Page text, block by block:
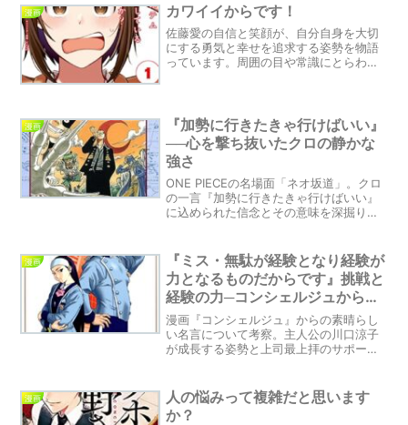
漫画 カワイイからです！
佐藤愛の自信と笑顔が、自分自身を大切
にする勇気と幸せを追求する姿勢を物語
っています。周囲の目や常識にとらわれ
音を貫く勇気を持ちましょう。
漫画
『加勢に行きたきゃ行けばいい』
──心を撃ち抜いたクロの静かな
強さ
ONE PIECEの名場面「ネオ坂道」。クロ
の一言『加勢に行きたきゃ行けばいい』
に込められた信念とその意味を深掘りし
漫画
『ミス・無駄が経験となり経験が
力となるものだからです』挑戦と
経験の力─コンシェルジュから学
ぶ成長の秘訣
漫画『コンシェルジュ』からの素晴らし
い名言について考察。主人公の川口涼子
が成長する姿勢と上司最上拝のサポート
について探求します。読者の皆さんにも
勇気と感動を届ける名シーンを紹介。
漫画
人の悩みって複雑だと思います
か？